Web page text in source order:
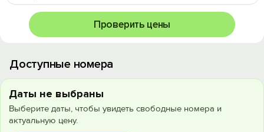
Проверить цены
Доступные номера
Даты не выбраны
Выберите даты, чтобы увидеть свободные номера и
актуальную цену.